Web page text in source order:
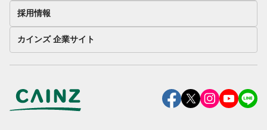
採用情報
カインズ 企業サイト